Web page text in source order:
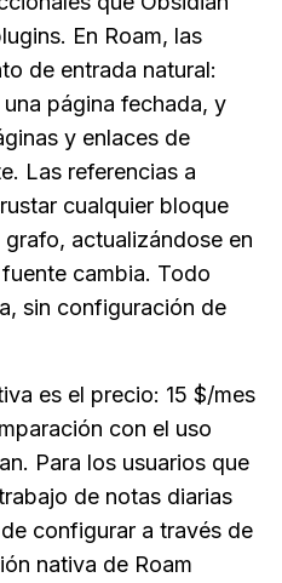
En Roam, las
de entrada natural:
página fechada, y
y enlaces de
Las referencias a
cualquier bloque
actualizándose en
cambia. Todo
sin configuración de
es el precio: 15 $/mes
con el uso
Para los usuarios que
de notas diarias
configurar a través de
nativa de Roam